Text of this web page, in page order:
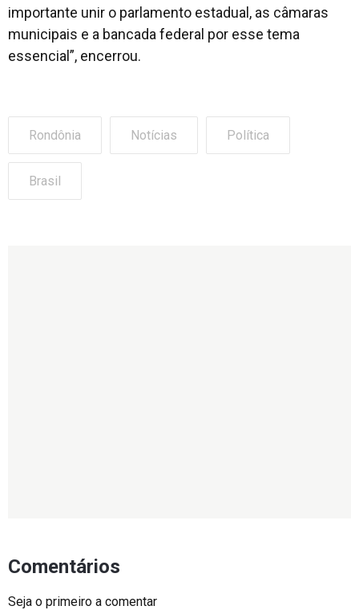
importante unir o parlamento estadual, as câmaras
municipais e a bancada federal por esse tema
essencial”, encerrou.
Rondônia Notícias Política
Brasil
Comentários
Seja o primeiro a comentar